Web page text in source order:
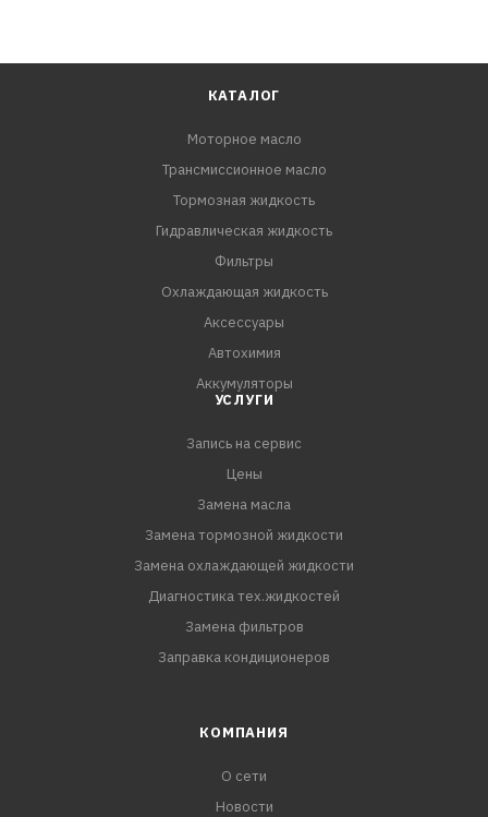
КАТАЛОГ
Моторное масло
Трансмиссионное масло
Тормозная жидкость
Гидравлическая жидкость
Фильтры
Охлаждающая жидкость
Аксессуары
Автохимия
Аккумуляторы
УСЛУГИ
Запись на сервис
Цены
Замена масла
Замена тормозной жидкости
Замена охлаждающей жидкости
Диагностика тех.жидкостей
Замена фильтров
Заправка кондиционеров
КОМПАНИЯ
О сети
Новости